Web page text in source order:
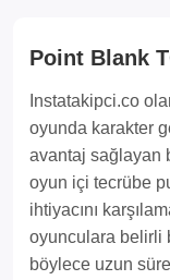
Point Blank
Instatakipci.co
oyunda karakter
avantaj sağlayan
oyun içi tecrübe
ihtiyacını
oyunculara belirli
böylece uzun